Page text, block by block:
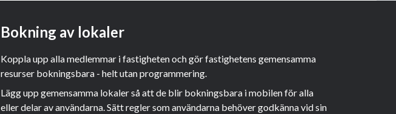
Bokning av lokaler
Koppla upp alla medlemmar i fastigheten och gör fastighetens gemensamma
resurser bokningsbara - helt utan programmering.
Lägg upp gemensamma lokaler så att de blir bokningsbara i mobilen för alla
eller delar av användarna. Sätt regler som användarna behöver godkänna vid sin